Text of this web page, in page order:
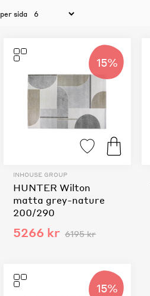
per sida
15%
INHOUSE GROUP
HUNTER Wilton
matta grey-nature
200/290
5266 kr 6195 kr
15%